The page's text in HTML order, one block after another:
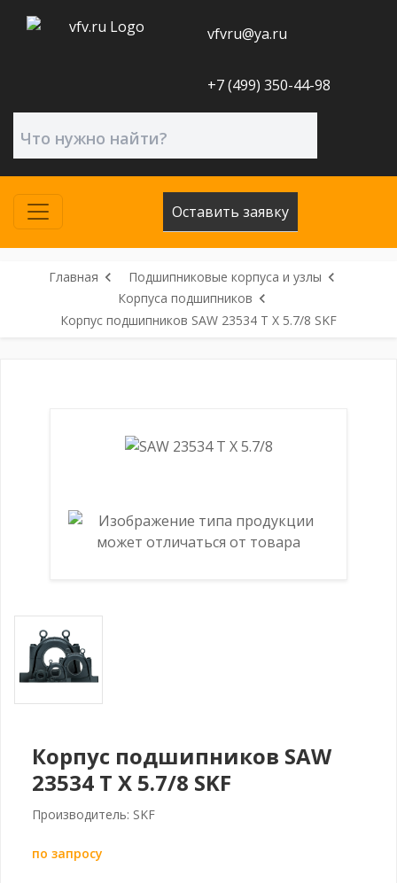
vfvru@ya.ru
+7 (499) 350-44-98
Оставить заявку
Главная
Подшипниковые корпуса и узлы
Корпуса подшипников
Корпус подшипников SAW 23534 T X 5.7/8 SKF
Корпус подшипников SAW
23534 T X 5.7/8 SKF
Производитель: SKF
по запросу